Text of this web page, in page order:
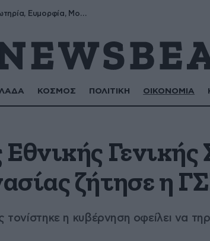
Σωτήρης, Σωτηρία, Ευμορφία, Μορφούλα
ΚΟΣΜΟΣ ΠΟΛΙΤΙΚΗ ΟΙΚΟΝΟΜΙΑ
Γενικής
ζήτησε η
τονίστηκε η κυβέρνηση οφείλει να